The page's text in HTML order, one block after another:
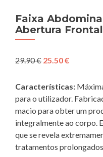
Faixa
Abertura
29.90€ O
era:
29.90 €.
25.50€O
é:
25.50 €.
Características:
para o utilizador.
macio para obter um
integralmente ao corpo.
que se revela
tratamentos